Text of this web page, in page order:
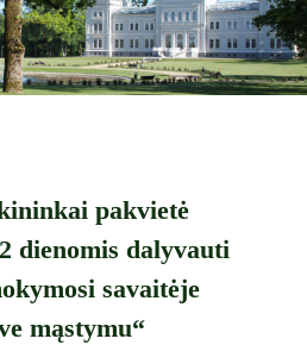
pakvietė
dienomis dalyvauti
savaitėje
mąstymu“